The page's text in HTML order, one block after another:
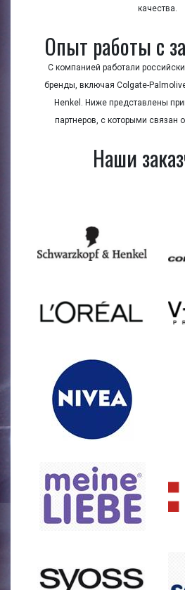
качества.
Опыт работы с
С компанией работали
бренды, включая Colgate-
Henkel. Ниже представлены
партнеров, с которыми связан
Наши